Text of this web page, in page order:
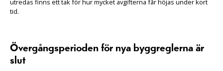
utredas finns ett tak för hur mycket avgifterna får höjas under kort
tid.
Övergångsperioden för nya byggreglerna är
slut